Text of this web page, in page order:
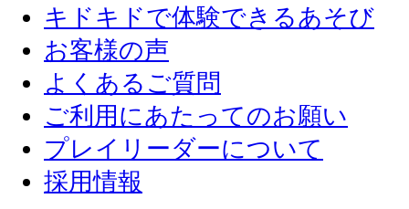
キドキドで体験できるあそび
お客様の声
よくあるご質問
ご利用にあたってのお願い
プレイリーダーについて
採用情報